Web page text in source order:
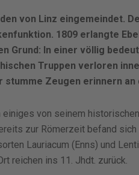
von Linz eingemeindet.
1809 erlangte
Grund: In einer völlig
Truppen verloren
stumme Zeugen erinnern an
einiges von seinem
zur Römerzeit befand sich
Lauriacum (Enns) und
reichen ins 11. Jhdt. zurück.